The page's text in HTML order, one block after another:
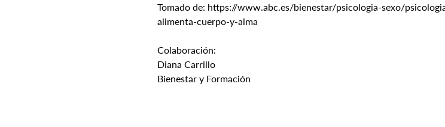
Tomado de: https://www.abc.es/bienestar/psicologia-sexo/
alimenta-cuerpo-y-alma
Colaboración:
Diana Carrillo
Bienestar y Formación